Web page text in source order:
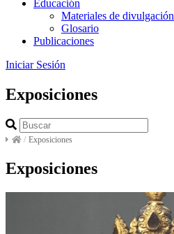
Educación
Materiales de divulgación
Glosario
Publicaciones
Iniciar Sesión
Exposiciones
/ Exposiciones
Exposiciones